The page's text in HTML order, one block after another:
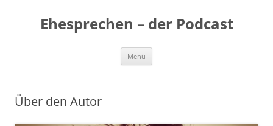
springenEhesprechen – der Podcast
Menü
Über den Autor